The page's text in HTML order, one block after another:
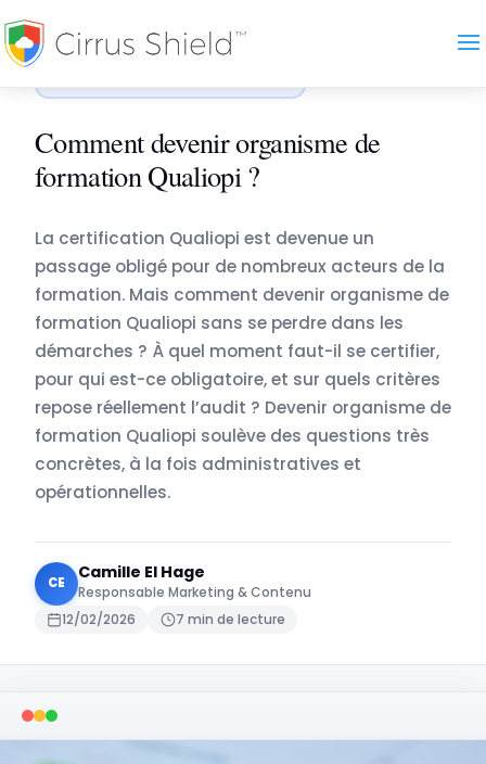
Accueil
Comment devenir organisme de
formation Qualiopi ?
La certification Qualiopi est devenue un
passage obligé pour de nombreux acteurs de la
formation. Mais comment devenir organisme de
formation Qualiopi sans se perdre dans les
démarches ? À quel moment faut-il se certifier,
pour qui est-ce obligatoire, et sur quels critères
repose réellement l’audit ? Devenir organisme de
formation Qualiopi soulève des questions très
concrètes, à la fois administratives et
opérationnelles.
CE
Camille El Hage
Responsable Marketing & Contenu
12/02/2026
7 min de lecture